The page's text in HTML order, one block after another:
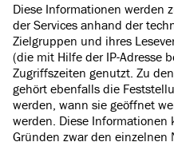
Diese Informationen werden
der Services anhand der
Zielgruppen und ihres
(die mit Hilfe der IP-Adresse
Zugriffszeiten genutzt. Zu
gehört ebenfalls die
werden, wann sie geöffnet
werden. Diese Informationen
Gründen zwar den einzelnen